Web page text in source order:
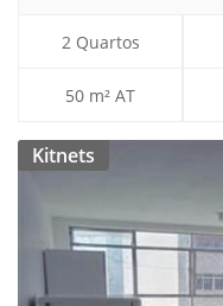
2 Quartos
50 m² AT
Kitnets